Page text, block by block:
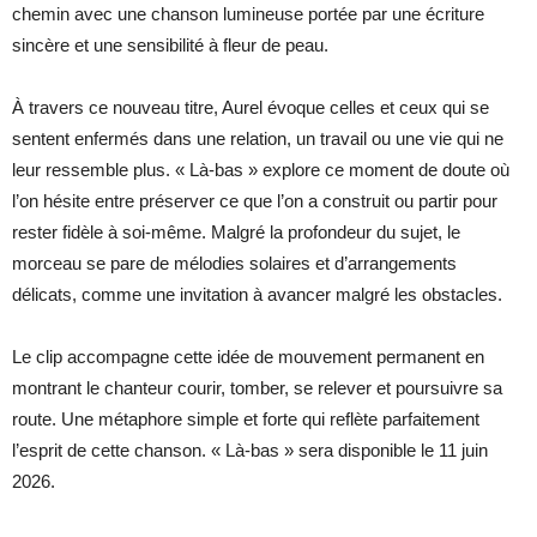
chemin avec une chanson lumineuse portée par une écriture
sincère et une sensibilité à fleur de peau.
À travers ce nouveau titre, Aurel évoque celles et ceux qui se
sentent enfermés dans une relation, un travail ou une vie qui ne
leur ressemble plus. « Là-bas » explore ce moment de doute où
l’on hésite entre préserver ce que l’on a construit ou partir pour
rester fidèle à soi-même. Malgré la profondeur du sujet, le
morceau se pare de mélodies solaires et d’arrangements
délicats, comme une invitation à avancer malgré les obstacles.
Le clip accompagne cette idée de mouvement permanent en
montrant le chanteur courir, tomber, se relever et poursuivre sa
route. Une métaphore simple et forte qui reflète parfaitement
l’esprit de cette chanson. « Là-bas » sera disponible le 11 juin
2026.